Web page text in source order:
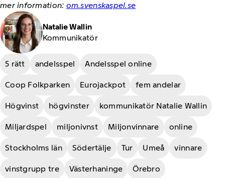
mer information: om.svenskaspel.se
Kommunikatör
Natalie Wallin
5 rätt andelsspel Andelsspel online
Coop Folkparken Eurojackpot fem andelar
Högvinst högvinster kommunikatör Natalie Wallin
Miljardspel miljonivnst Miljonvinnare online
Stockholms län Södertälje Tur Umeå vinnare
vinstgrupp tre Västerhaninge Örebro